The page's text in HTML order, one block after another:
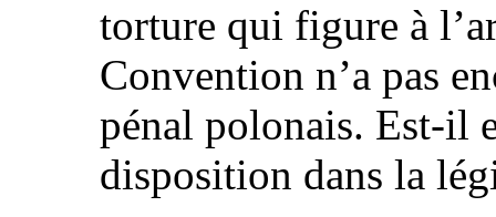
torture qui figure à
Convention n’a pas
pénal polonais. Est‑il
disposition dans la